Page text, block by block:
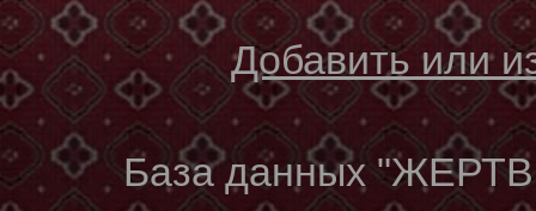
Добавить или
База данных